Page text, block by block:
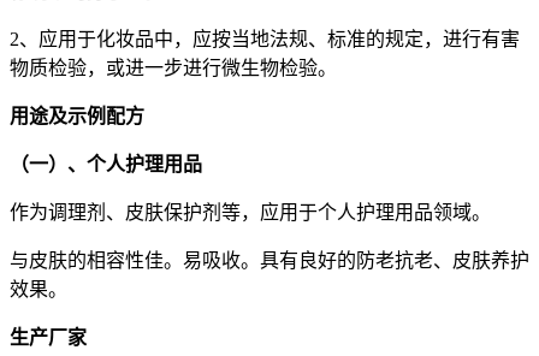
2、应用于化妆品中，应按当地法规、标准的规定，进行有害
物质检验，或进一步进行微生物检验。
用途及示例配方
（一）、个人护理用品
作为调理剂、皮肤保护剂等，应用于个人护理用品领域。
与皮肤的相容性佳。易吸收。具有良好的防老抗老、皮肤养护
效果。
生产厂家